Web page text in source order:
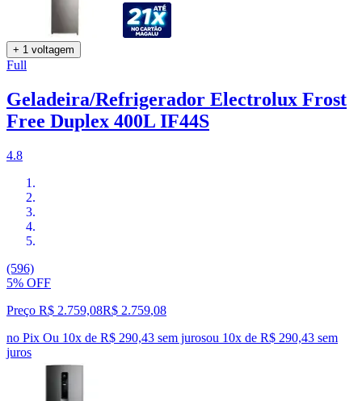
+ 1 voltagem
Full
Geladeira/Refrigerador Electrolux Frost
Free Duplex 400L IF44S
4.8
(596)
5% OFF
Preço R$ 2.759,08R$ 2.759,08
no Pix Ou 10x de R$ 290,43 sem jurosou 10x de R$ 290,43 sem
juros